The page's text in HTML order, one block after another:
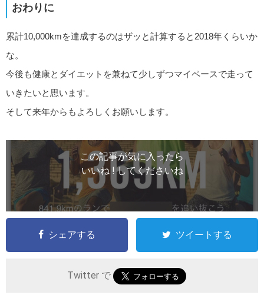
おわりに
累計10,000kmを達成するのはザッと計算すると2018年くらいか
な。
今後も健康とダイエットを兼ねて少しずつマイペースで走って
いきたいと思います。
そして来年からもよろしくお願いします。
この記事が気に入ったら
いいね ! してくださいね
シェアする ツイートする
Twitter で